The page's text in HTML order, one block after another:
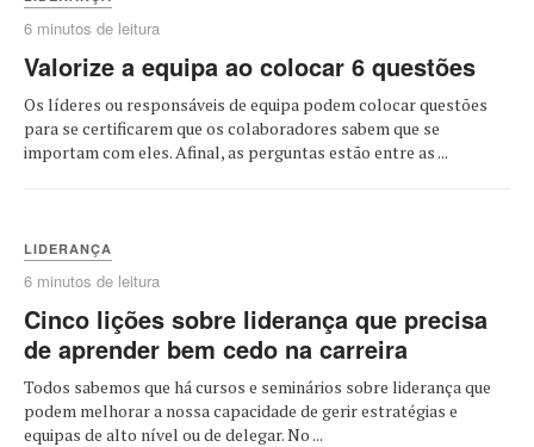
6 minutos de leitura
Valorize a equipa ao colocar 6 questões
Os líderes ou responsáveis de equipa podem colocar questões
para se certificarem que os colaboradores sabem que se
importam com eles. Afinal, as perguntas estão entre as ...
LIDERANÇA
6 minutos de leitura
Cinco lições sobre liderança que precisa
de aprender bem cedo na carreira
Todos sabemos que há cursos e seminários sobre liderança que
podem melhorar a nossa capacidade de gerir estratégias e
equipas de alto nível ou de delegar. No ...